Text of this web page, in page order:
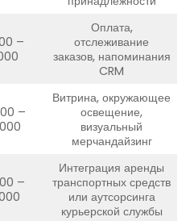
–
Оплата,
отслеживание
заказов, напоминания
CRM
–
Витрина, окружающее
освещение,
визуальный
мерчандайзинг
–
Интеграция аренды
транспортных средств
или аутсорсинга
курьерской службы